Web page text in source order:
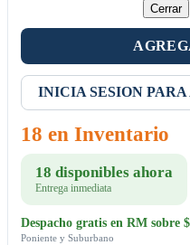
Cerrar
INICIA SESION PARA
18 en Inventario
18 disponibles ahora
Entrega inmediata
Despacho gratis en RM sobre
Poniente y Suburbano